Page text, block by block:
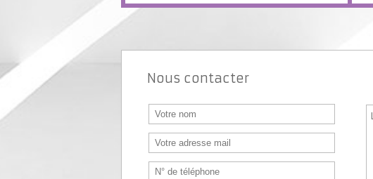
Nous contacter